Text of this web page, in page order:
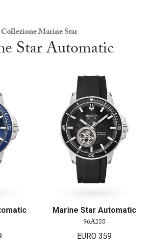
Collezione Marine Star
Star Automatic
Marine Star Automatic
96A288
EURO 359